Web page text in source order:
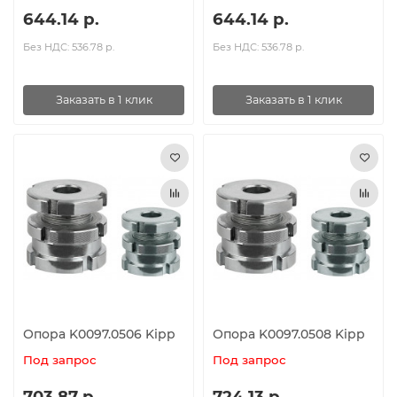
644.14 р.
Без НДС: 536.78 р.
Заказать в 1 клик
644.14 р.
Без НДС: 536.78 р.
Заказать в 1 клик
Опора K0097.0506 Kipp
Под запрос
Опора K0097.0508 Kipp
Под запрос